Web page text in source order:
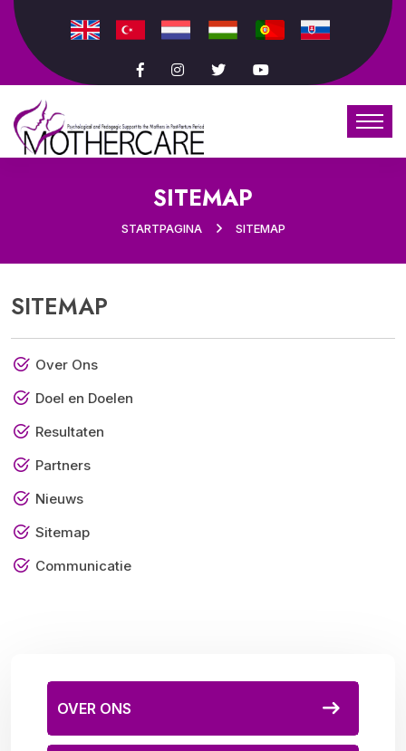
SITEMAP
STARTPAGINA SITEMAP
SITEMAP
Over Ons
Doel en Doelen
Resultaten
Partners
Nieuws
Sitemap
Communicatie
OVER ONS